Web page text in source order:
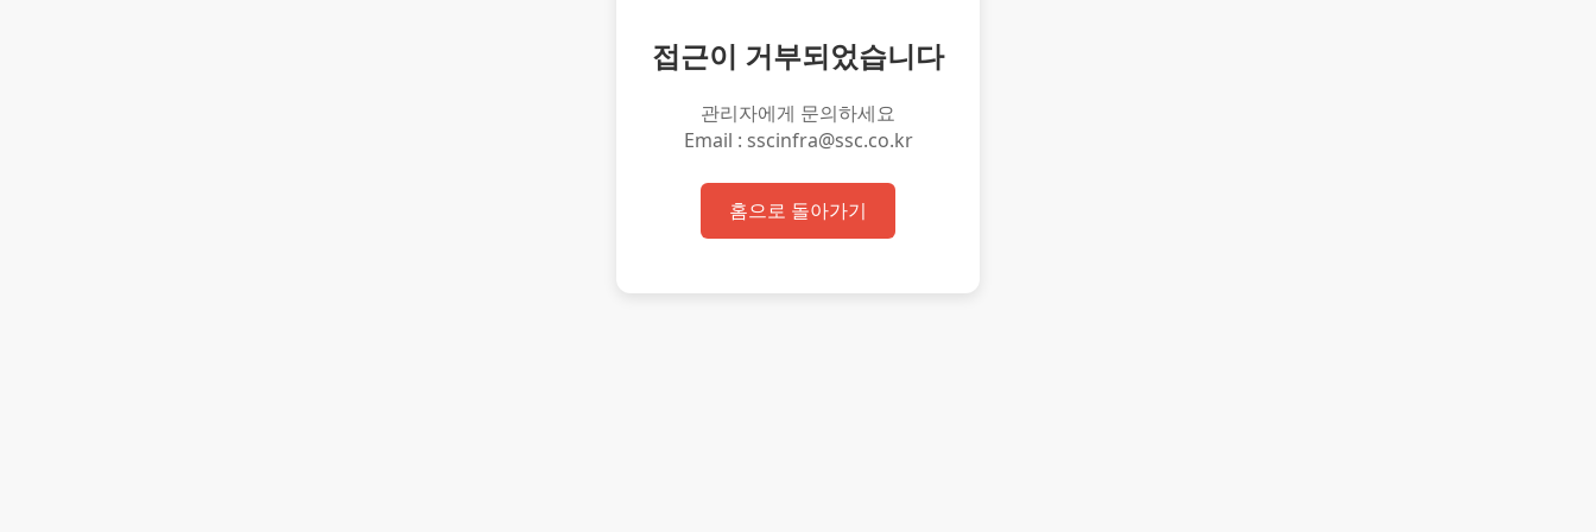
접근이 거부되었습니다
관리자에게 문의하세요
Email : sscinfra@ssc.co.kr
홈으로 돌아가기